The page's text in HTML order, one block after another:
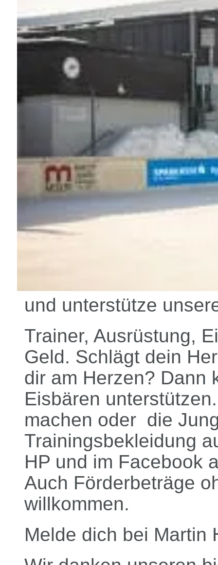
und unterstütze
Trainer, Ausrüstung,
Geld. Schlägt dein
dir am Herzen? Dann
Eisbären
machen oder die
Trainingsbekleidung
HP und im Facebook
Auch Förderbeträge
willkommen.
Melde dich bei Martin